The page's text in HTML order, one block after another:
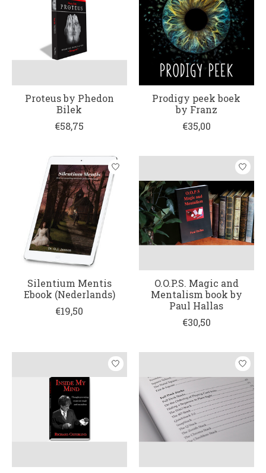
Proteus by Phedon
Bilek
€58,75
Prodigy peek boek
by Franz
€35,00
Silentium Mentis
Ebook (Nederlands)
€19,50
O.O.P.S. Magic and
Mentalism book by
Paul Hallas
€30,50